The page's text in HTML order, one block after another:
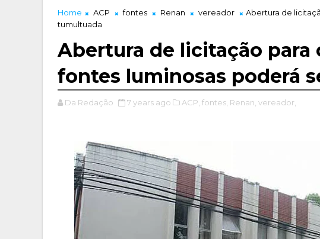
Home ACP fontes Renan vereador
Abertura de
tumultuada
Abertura de licitação para
fontes luminosas poderá
Da Redação 7 years ago ACP, fontes, Renan, vereador,